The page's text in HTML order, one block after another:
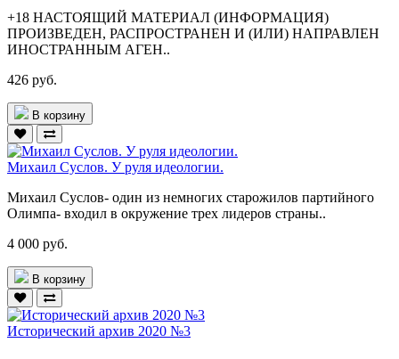
+18 НАСТОЯЩИЙ МАТЕРИАЛ (ИНФОРМАЦИЯ)
ПРОИЗВЕДЕН, РАСПРОСТРАНЕН И (ИЛИ) НАПРАВЛЕН
ИНОСТРАННЫМ АГЕН..
426 руб.
В корзину
Михаил Суслов. У руля идеологии.
Михаил Суслов- один из немногих старожилов партийного
Олимпа- входил в окружение трех лидеров страны..
4 000 руб.
В корзину
Исторический архив 2020 №3